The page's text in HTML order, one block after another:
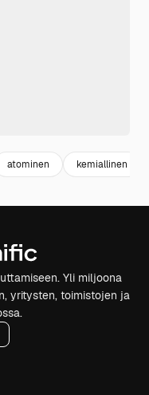
atominen kemiallinen
Yli miljoona
yritysten, toimistojen ja